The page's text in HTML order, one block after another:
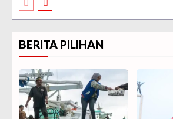
BERITA PILIHAN